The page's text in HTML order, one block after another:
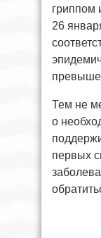
гриппом
26
Тем не
о
первых